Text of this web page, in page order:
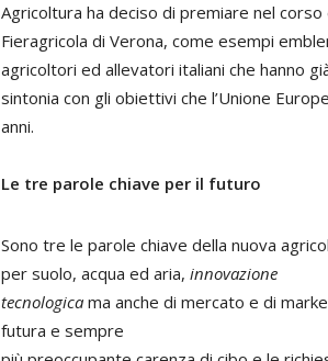
Agricoltura ha deciso di premiare nel corso
Fieragricola di Verona, come esempi
agricoltori ed allevatori italiani che hanno
sintonia con gli obiettivi che l’Unione
anni.
Le tre parole chiave per il futuro
Sono tre le parole chiave della nuova
per suolo, acqua ed aria, innovazione
tecnologica ma anche di mercato e di
futura e sempre